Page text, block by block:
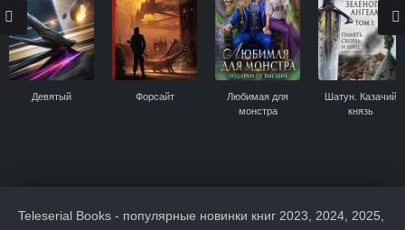
Девятый Форсайт
Любимая для
монстра
Шатун. Казачий
князь
Teleserial Books - популярные новинки книг 2023, 2024, 2025,